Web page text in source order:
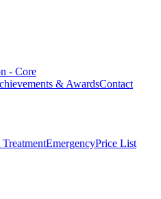
- Core
& AwardsContact
EmergencyPrice List